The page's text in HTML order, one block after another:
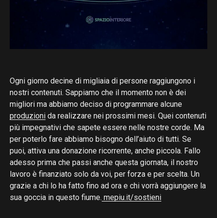
Ogni giorno decine di migliaia di persone raggiungono i
nostri contenuti. Sappiamo che il momento non è dei
migliori ma abbiamo deciso di programmare alcune
produzioni da realizzare nei prossimi mesi. Quei contenuti
più impegnativi che sapete essere nelle nostre corde. Ma
per poterlo fare abbiamo bisogno dell’aiuto di tutti. Se
puoi, attiva una donazione ricorrente, anche piccola. Fallo
adesso prima che passi anche questa giornata, il nostro
lavoro è finanziato solo da voi, per forza e per scelta. Un
grazie a chi lo ha fatto fino ad ora e chi vorrà aggiungere la
sua goccia in questo fiume. mepiu.it/sostieni